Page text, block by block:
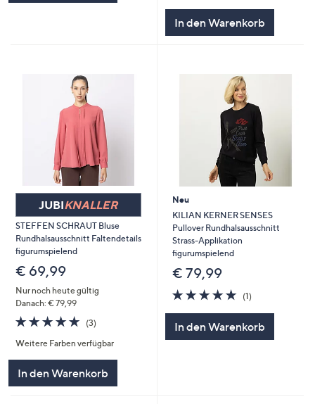
In den Warenkorb
JUBIKNALLER
STEFFEN SCHRAUT Bluse
Rundhalsausschnitt Faltendetails
figurumspielend
€ 69,99
Nur noch heute gültig
Danach: € 79,99
5.0
von
5
(3)3
Weitere Farben verfügbar
In den Warenkorb
Neu
KILIAN KERNER SENSES
Pullover Rundhalsausschnitt
Strass-Applikation
figurumspielend
€ 79,99
5.0
von
(1)1
In den Warenkorb